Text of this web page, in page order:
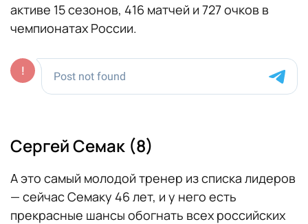
активе 15 сезонов, 416 матчей и 727 очков в
чемпионатах России.
Сергей Семак (8)
А это самый молодой тренер из списка лидеров
— сейчас Семаку 46 лет, и у него есть
прекрасные шансы обогнать всех российских